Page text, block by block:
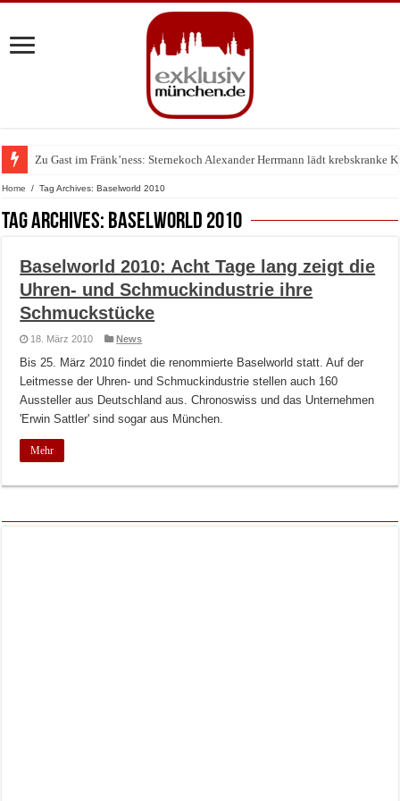
Zu Gast im Fränk’ness: Sternekoch Alexander Herrmann lädt krebskranke
Home / Tag Archives: Baselworld 2010
Tag Archives: Baselworld 2010
Baselworld 2010: Acht Tage lang zeigt die
Uhren- und Schmuckindustrie ihre
Schmuckstücke
18. März 2010 News
Bis 25. März 2010 findet die renommierte Baselworld statt. Auf der
Leitmesse der Uhren- und Schmuckindustrie stellen auch 160
Aussteller aus Deutschland aus. Chronoswiss und das Unternehmen
'Erwin Sattler' sind sogar aus München.
Mehr